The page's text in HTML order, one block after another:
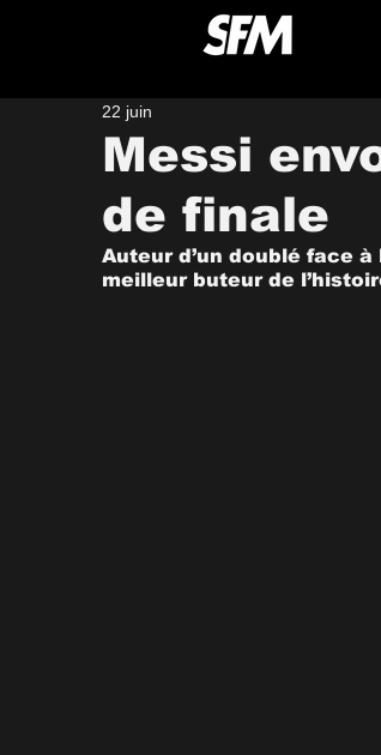
Messi
de finale
22 juin
Auteur d’un doublé face
meilleur buteur de